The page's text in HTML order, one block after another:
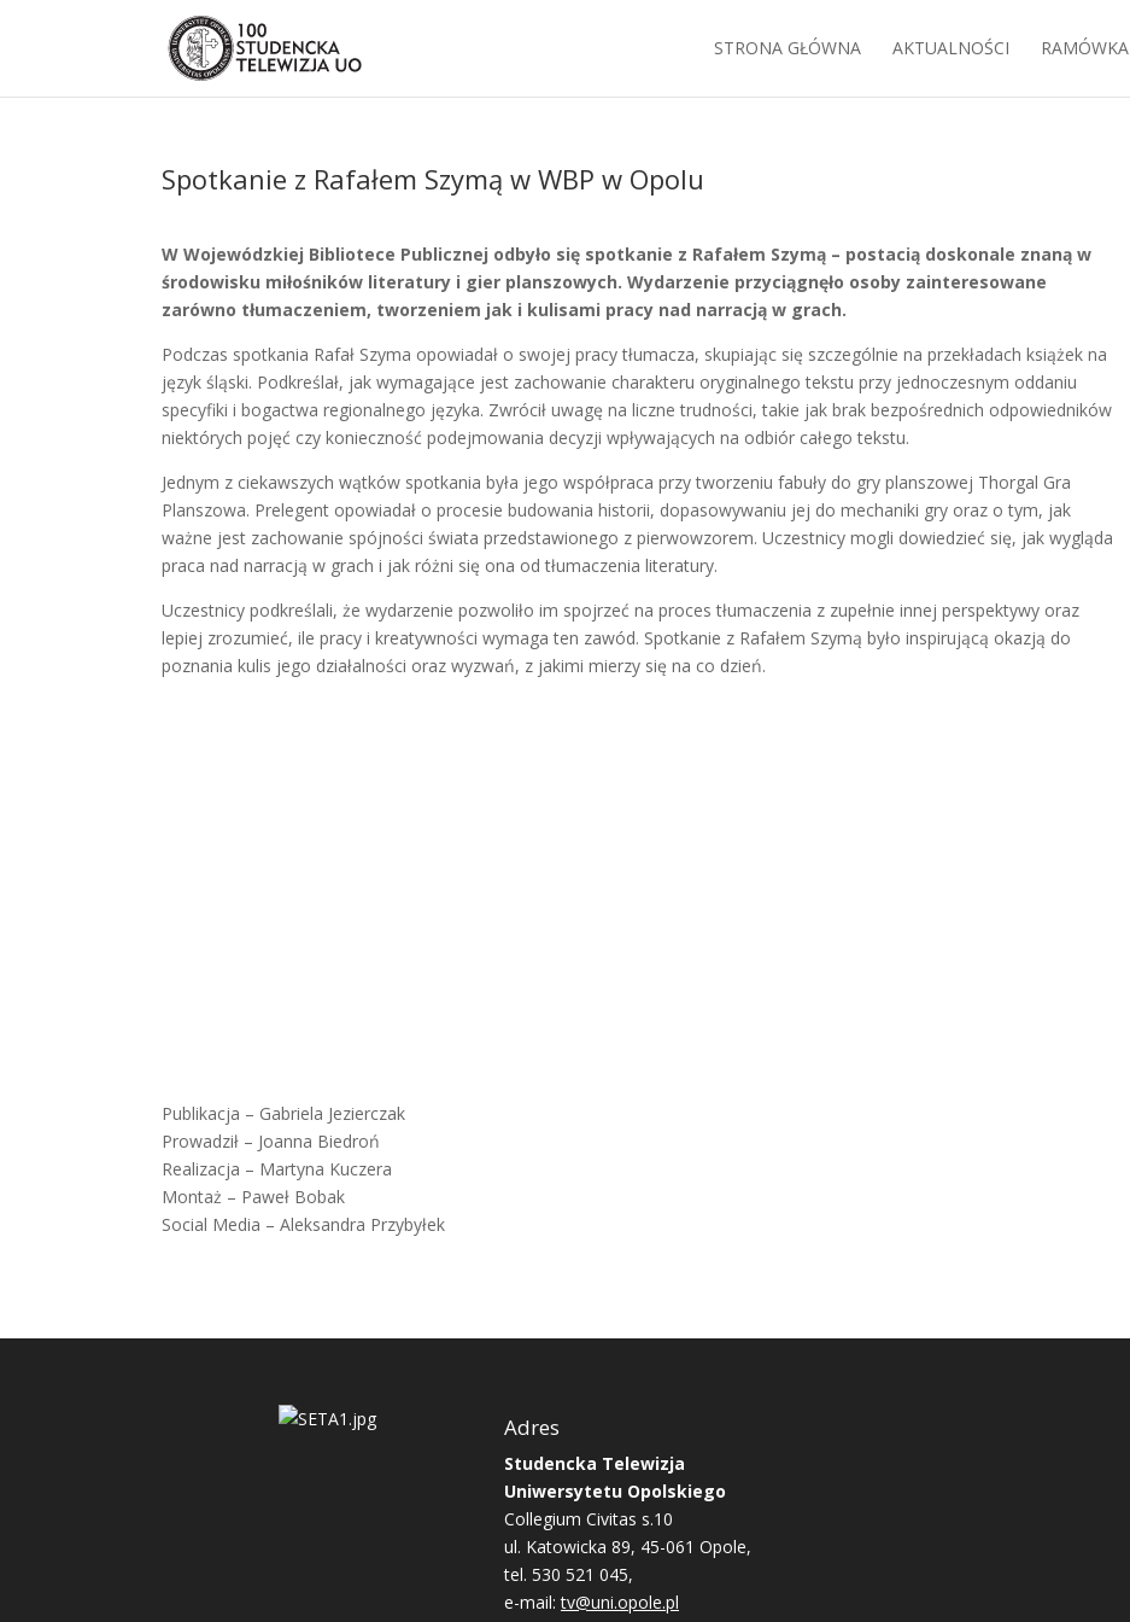
STRONA GŁÓWNA AKTUALNOŚCI RAMÓWKA
Spotkanie z Rafałem Szymą w WBP w Opolu
W Wojewódzkiej Bibliotece Publicznej odbyło się spotkanie z Rafałem Szymą – postacią doskonale znaną w
środowisku miłośników literatury i gier planszowych. Wydarzenie przyciągnęło osoby zainteresowane
zarówno tłumaczeniem, tworzeniem jak i kulisami pracy nad narracją w grach.
Podczas spotkania Rafał Szyma opowiadał o swojej pracy tłumacza, skupiając się szczególnie na przekładach książek na
język śląski. Podkreślał, jak wymagające jest zachowanie charakteru oryginalnego tekstu przy jednoczesnym oddaniu
specyfiki i bogactwa regionalnego języka. Zwrócił uwagę na liczne trudności, takie jak brak bezpośrednich odpowiedników
niektórych pojęć czy konieczność podejmowania decyzji wpływających na odbiór całego tekstu.
Jednym z ciekawszych wątków spotkania była jego współpraca przy tworzeniu fabuły do gry planszowej Thorgal Gra
Planszowa. Prelegent opowiadał o procesie budowania historii, dopasowywaniu jej do mechaniki gry oraz o tym, jak
ważne jest zachowanie spójności świata przedstawionego z pierwowzorem. Uczestnicy mogli dowiedzieć się, jak wygląda
praca nad narracją w grach i jak różni się ona od tłumaczenia literatury.
Uczestnicy podkreślali, że wydarzenie pozwoliło im spojrzeć na proces tłumaczenia z zupełnie innej perspektywy oraz
lepiej zrozumieć, ile pracy i kreatywności wymaga ten zawód. Spotkanie z Rafałem Szymą było inspirującą okazją do
poznania kulis jego działalności oraz wyzwań, z jakimi mierzy się na co dzień.
Publikacja – Gabriela Jezierczak
Prowadził – Joanna Biedroń
Realizacja – Martyna Kuczera
Montaż – Paweł Bobak
Social Media – Aleksandra Przybyłek
Adres
Studencka Telewizja
Uniwersytetu Opolskiego
Collegium Civitas s.10
ul. Katowicka 89, 45-061 Opole,
tel. 530 521 045,
e-mail:tv@uni.opole.pl